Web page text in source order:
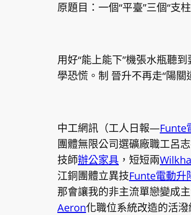
原題目：一個“平臺”三個“支
用好“能上能下”機張水瓶聽
學恐慌。制 晉升不再走“陽關
中工網訊（工人日報—Funte
團體無限公司選礦廠職工呂
技師辦公家具 ，短短兩
江銅團體立異技Funte電動升
那會讓我的非主流單戀變成
Aeron化職位系統改造的活潑